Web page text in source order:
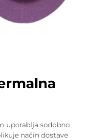
uporablja sodobno
način dostave